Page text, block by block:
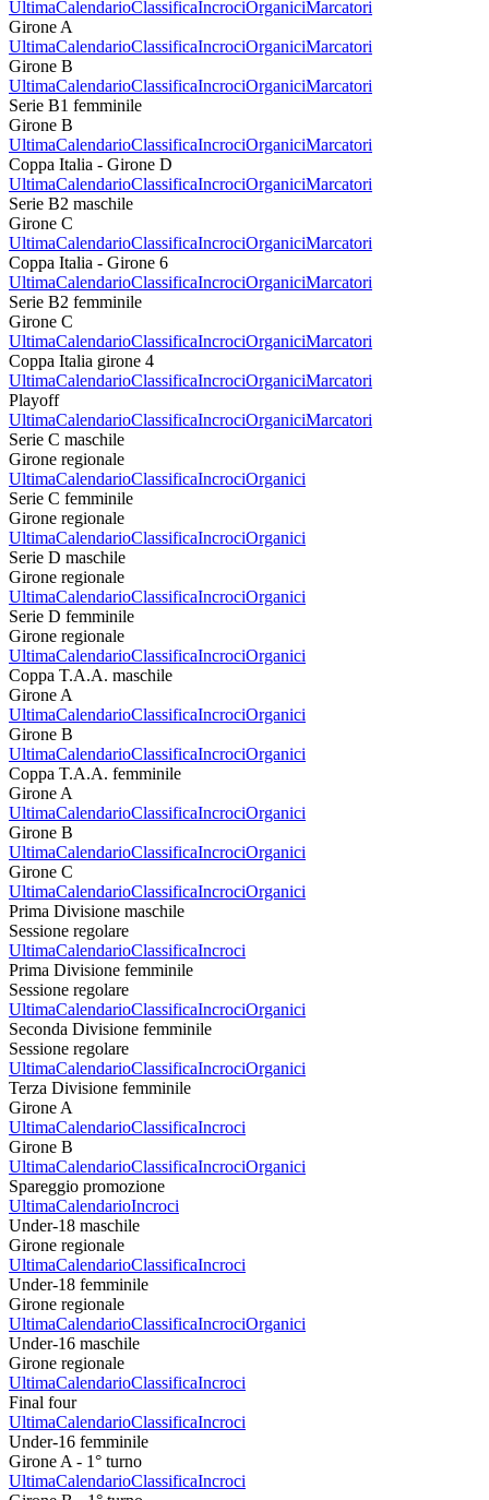
UltimaCalendarioClassificaIncrociOrganiciMarcatori
Girone A
UltimaCalendarioClassificaIncrociOrganiciMarcatori
Girone B
UltimaCalendarioClassificaIncrociOrganiciMarcatori
Serie B1 femminile
Girone B
UltimaCalendarioClassificaIncrociOrganiciMarcatori
Coppa Italia - Girone D
UltimaCalendarioClassificaIncrociOrganiciMarcatori
Serie B2 maschile
Girone C
UltimaCalendarioClassificaIncrociOrganiciMarcatori
Coppa Italia - Girone 6
UltimaCalendarioClassificaIncrociOrganiciMarcatori
Serie B2 femminile
Girone C
UltimaCalendarioClassificaIncrociOrganiciMarcatori
Coppa Italia girone 4
UltimaCalendarioClassificaIncrociOrganiciMarcatori
Playoff
UltimaCalendarioClassificaIncrociOrganiciMarcatori
Serie C maschile
Girone regionale
UltimaCalendarioClassificaIncrociOrganici
Serie C femminile
Girone regionale
UltimaCalendarioClassificaIncrociOrganici
Serie D maschile
Girone regionale
UltimaCalendarioClassificaIncrociOrganici
Serie D femminile
Girone regionale
UltimaCalendarioClassificaIncrociOrganici
Coppa T.A.A. maschile
Girone A
UltimaCalendarioClassificaIncrociOrganici
Girone B
UltimaCalendarioClassificaIncrociOrganici
Coppa T.A.A. femminile
Girone A
UltimaCalendarioClassificaIncrociOrganici
Girone B
UltimaCalendarioClassificaIncrociOrganici
Girone C
UltimaCalendarioClassificaIncrociOrganici
Prima Divisione maschile
Sessione regolare
UltimaCalendarioClassificaIncroci
Prima Divisione femminile
Sessione regolare
UltimaCalendarioClassificaIncrociOrganici
Seconda Divisione femminile
Sessione regolare
UltimaCalendarioClassificaIncrociOrganici
Terza Divisione femminile
Girone A
UltimaCalendarioClassificaIncroci
Girone B
UltimaCalendarioClassificaIncrociOrganici
Spareggio promozione
UltimaCalendarioIncroci
Under-18 maschile
Girone regionale
UltimaCalendarioClassificaIncroci
Under-18 femminile
Girone regionale
UltimaCalendarioClassificaIncrociOrganici
Under-16 maschile
Girone regionale
UltimaCalendarioClassificaIncroci
Final four
UltimaCalendarioClassificaIncroci
Under-16 femminile
Girone A - 1° turno
UltimaCalendarioClassificaIncroci